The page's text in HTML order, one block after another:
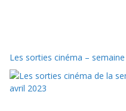
Les sorties cinéma –